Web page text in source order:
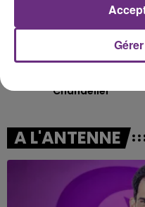
Chandelier
A L'ANTENNE